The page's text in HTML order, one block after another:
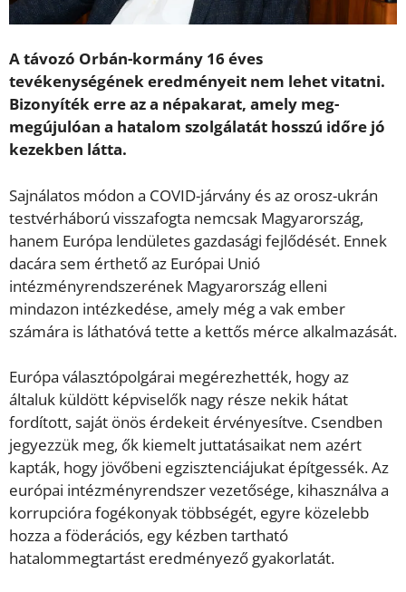
A távozó Orbán-kormány 16 éves
tevékenységének eredményeit nem lehet vitatni.
Bizonyíték erre az a népakarat, amely meg-
megújulóan a hatalom szolgálatát hosszú időre jó
kezekben látta.
Sajnálatos módon a COVID-járvány és az orosz-ukrán
testvérháború visszafogta nemcsak Magyarország,
hanem Európa lendületes gazdasági fejlődését. Ennek
dacára sem érthető az Európai Unió
intézményrendszerének Magyarország elleni
mindazon intézkedése, amely még a vak ember
számára is láthatóvá tette a kettős mérce alkalmazását.
Európa választópolgárai megérezhették, hogy az
általuk küldött képviselők nagy része nekik hátat
fordított, saját önös érdekeit érvényesítve. Csendben
jegyezzük meg, ők kiemelt juttatásaikat nem azért
kapták, hogy jövőbeni egzisztenciájukat építgessék. Az
európai intézményrendszer vezetősége, kihasználva a
korrupcióra fogékonyak többségét, egyre közelebb
hozza a föderációs, egy kézben tartható
hatalommegtartást eredményező gyakorlatát.